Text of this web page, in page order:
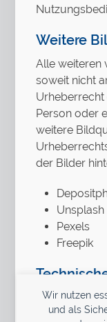
Wir nutzen
und als
Weitere
Alle weiteren
soweit nicht
Person oder
weitere
der Bilder
Unsplash
Pexels
Freepik
enym –
Schultes